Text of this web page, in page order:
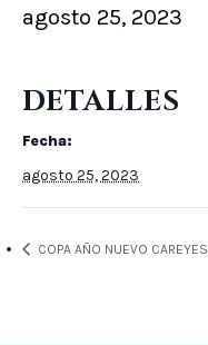
agosto 25, 2023
DETALLES
Fecha:
agosto 25, 2023
COPA AÑO NUEVO CAREYES